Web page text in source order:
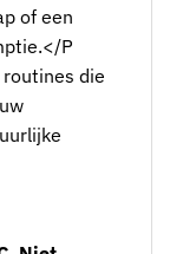
of een
P
die